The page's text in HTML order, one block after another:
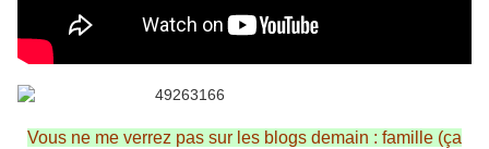
Vous ne me verrez pas sur les blogs demain : famille (ça